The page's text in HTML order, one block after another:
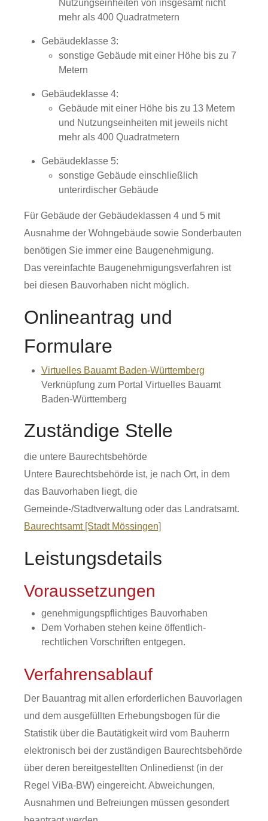
Nutzungseinheiten von insgesamt nicht
mehr als 400 Quadratmetern
Gebäudeklasse 3:
sonstige Gebäude mit einer Höhe bis zu 7
Metern
Gebäudeklasse 4:
Gebäude mit einer Höhe bis zu 13 Metern
und Nutzungseinheiten mit jeweils nicht
mehr als 400 Quadratmetern
Gebäudeklasse 5:
sonstige Gebäude einschließlich
unterirdischer Gebäude
Für Gebäude der Gebäudeklassen 4 und 5 mit
Ausnahme der Wohngebäude sowie Sonderbauten
benötigen Sie immer eine Baugenehmigung.
Das vereinfachte Baugenehmigungsverfahren ist
bei diesen Bauvorhaben nicht möglich.
Onlineantrag und
Formulare
Virtuelles Bauamt Baden-Württemberg
Verknüpfung zum Portal Virtuelles Bauamt
Baden-Württemberg
Zuständige Stelle
die untere Baurechtsbehörde
Untere Baurechtsbehörde ist, je nach Ort, in dem
das Bauvorhaben liegt, die
Gemeinde-/Stadtverwaltung oder das Landratsamt.
Baurechtsamt [Stadt Mössingen]
Leistungsdetails
Voraussetzungen
genehmigungspflichtiges Bauvorhaben
Dem Vorhaben stehen keine öffentlich-
rechtlichen Vorschriften entgegen.
Verfahrensablauf
Der Bauantrag mit allen erforderlichen Bauvorlagen
und dem ausgefüllten Erhebungsbogen für die
Statistik über die Bautätigkeit wird vom Bauherrn
elektronisch bei der zuständigen Baurechtsbehörde
über deren bereitgestellten Onlinedienst (in der
Regel ViBa-BW) eingereicht. Abweichungen,
Ausnahmen und Befreiungen müssen gesondert